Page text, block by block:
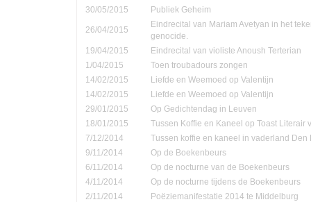
30/05/2015
Publiek Geheim
26/04/2015
Eindrecital van Mariam Avetyan in het
genocide.
19/04/2015
Eindrecital van violiste Anoush Terterian
1/04/2015
Toen troubadours zongen
14/02/2015
Liefde en Weemoed op Valentijn
14/02/2015
Liefde en Weemoed op Valentijn
29/01/2015
Op Gedichtendag in Leuven
18/01/2015
Tussen Koffie en Kaneel op Toast Literair
7/12/2014
Tussen koffie en kaneel in vaderland Den
9/11/2014
Op de Boekenbeurs
6/11/2014
Op de nocturne van de Boekenbeurs
4/11/2014
Op de nocturne tijdens de Boekenbeurs
2/11/2014
Poëziemanifestatie 2014 te Middelburg